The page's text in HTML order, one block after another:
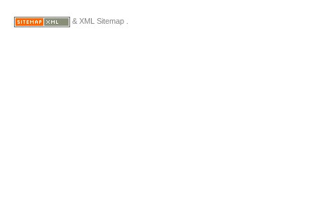
& XML Sitemap .